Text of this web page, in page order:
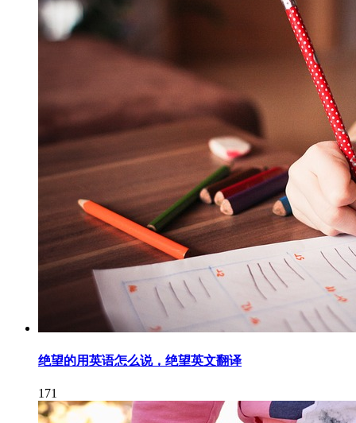
绝望的用英语怎么说，绝望英文翻译
171